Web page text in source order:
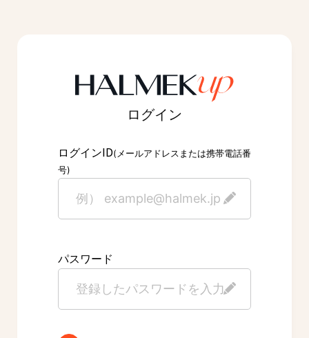
ログイン
ログインID(メールアドレスまたは携帯電話番
号)
パスワード